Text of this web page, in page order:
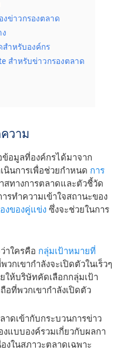
งข่าวกรองตลาด
าหรับองค์กร
สําหรับข่าวกรองตลาด
วาม
อมูลที่องค์กรได้มาจาก
นินการเพื่อช่วยกําหนด การ
สทางการตลาดและตัวชี้วัด
รทําความเข้าใจสถานะของ
งของคู่แข่ง ซึ่งจะช่วยในการ
าใครคือ กลุ่มเป้าหมายที่
กเขากําลังจะเปิดตัวในเร็วๆ
ให้บริษัทคัดเลือกกลุ่มเป้า
ที่พวกเขากําลังเปิดตัว
าดเข้ากับกระบวนการข่าว
แบบองค์รวมเกี่ยวกับผลกา
งในสภาวะตลาดเฉพาะ